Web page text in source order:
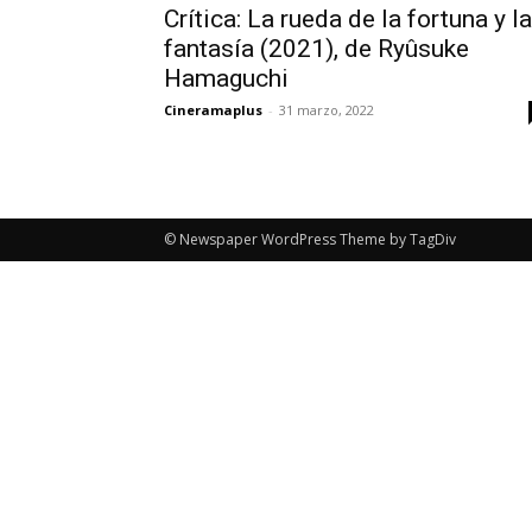
Crítica: La rueda de la fortuna y la
fantasía (2021), de Ryûsuke
Hamaguchi
Cineramaplus - 31 marzo, 2022
© Newspaper WordPress Theme by TagDiv